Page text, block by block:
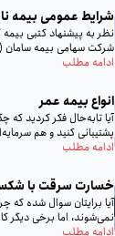
شرایط عمومی بیمه‌
نظر به پيشنهاد كتبى
شركت سهامى بيمه سامان
ادامه مطلب
انواع بیمه عمر
آیا تا‌به‌حال فکر کردید که
پشتیبانی کنید و هم
ادامه مطلب
خسارت سرقت با
آیا برایتان سوال شده که
نمی‌شوند، اما برخی
با...
ادامه مطلب